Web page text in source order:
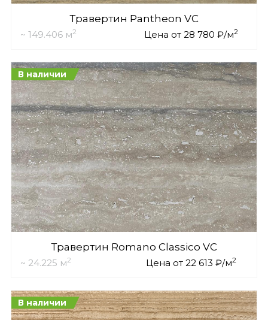
Травертин Pantheon VC
~ 149.406 м2 Цена от 28 780 ₽/м2
В наличии
Травертин Romano Classico VC
~ 24.225 м2 Цена от 22 613 ₽/м2
В наличии